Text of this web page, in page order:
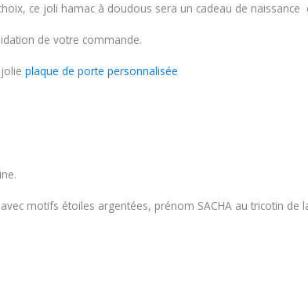
ce joli hamac à doudous sera un cadeau de
de votre commande.
plaque de porte personnalisée
motifs étoiles argentées, prénom SACHA au tricotin de